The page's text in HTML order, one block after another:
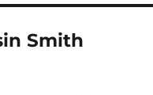
Smith